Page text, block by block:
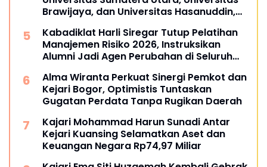
Brawijaya, dan Universitas Hasanuddin,
Tempuh Pendidikan Doktor (S3) Hukum
Kabadiklat Harli Siregar Tutup Pelatihan
Manajemen Risiko 2026, Instruksikan
Alumni Jadi Agen Perubahan di Seluruh
Alma Wiranta Perkuat Sinergi Pemkot dan
Kejari Bogor, Optimistis Tuntaskan
Gugatan Perdata Tanpa Rugikan Daerah
Kajari Mohammad Harun Sunadi Antar
Kejari Kuansing Selamatkan Aset dan
Keuangan Negara Rp74,97 Miliar